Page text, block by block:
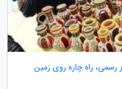
رسمی، راه چاره روی زمین